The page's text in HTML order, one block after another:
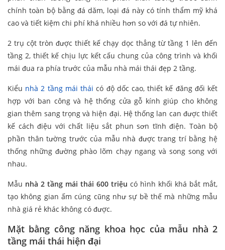
chính toàn bộ bằng đá dăm, loại đá này có tính thẩm mỹ khá
cao và tiết kiệm chi phí khá nhiều hơn so với đá tự nhiên.
2 trụ cột tròn được thiết kế chạy dọc thẳng từ tầng 1 lên đến
tầng 2, thiết kế chịu lực kết cấu chung của công trình và khối
mái đua ra phía trước của mẫu nhà mái thái đẹp 2 tầng.
Kiểu nhà 2 tầng mái thái có độ dốc cao, thiết kế đăng đối kết
hợp với ban công và hệ thống cửa gỗ kính giúp cho không
gian thêm sang trọng và hiện đại. Hệ thống lan can được thiết
kế cách điệu với chất liệu sắt phun sơn tĩnh điện. Toàn bộ
phần thân tường trước của mẫu nhà được trang trí bằng hệ
thống những đường phào lõm chạy ngang và song song với
nhau.
Mẫu nhà 2 tầng mái thái 600 triệu có hình khối khá bắt mắt,
tạo không gian ấm cúng cũng như sự bề thế mà những mẫu
nhà giá rẻ khác không có được.
Mặt bằng công năng khoa học của mẫu nhà 2
tầng mái thái hiện đại